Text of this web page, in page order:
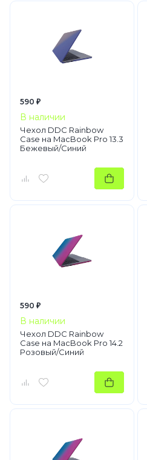
590 ₽
В наличии
Чехол DDC Rainbow
Case на MacBook Pro 13.3
Бежевый/Синий
590 ₽
В наличии
Чехол DDC Rainbow
Case на MacBook Pro 14.2
Розовый/Синий